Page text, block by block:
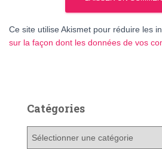
Ce site utilise Akismet pour réduire les
sur la façon dont les données de vos
Catégories